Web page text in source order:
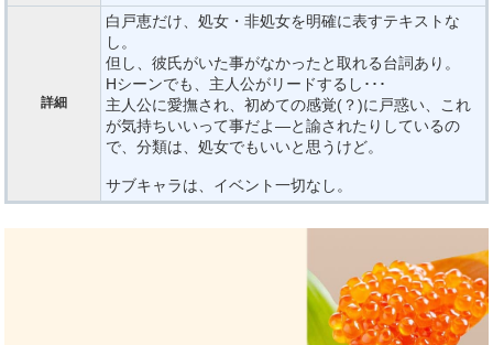
詳細
白戸恵だけ、処女・非処女を明確に表すテキストな
し。
但し、彼氏がいた事がなかったと取れる台詞あり。
Hシーンでも、主人公がリードするし･･･
主人公に愛撫され、初めての感覚(？)に戸惑い、これ
が気持ちいいって事だよ―と諭されたりしているの
で、分類は、処女でもいいと思うけど。
サブキャラは、イベント一切なし。